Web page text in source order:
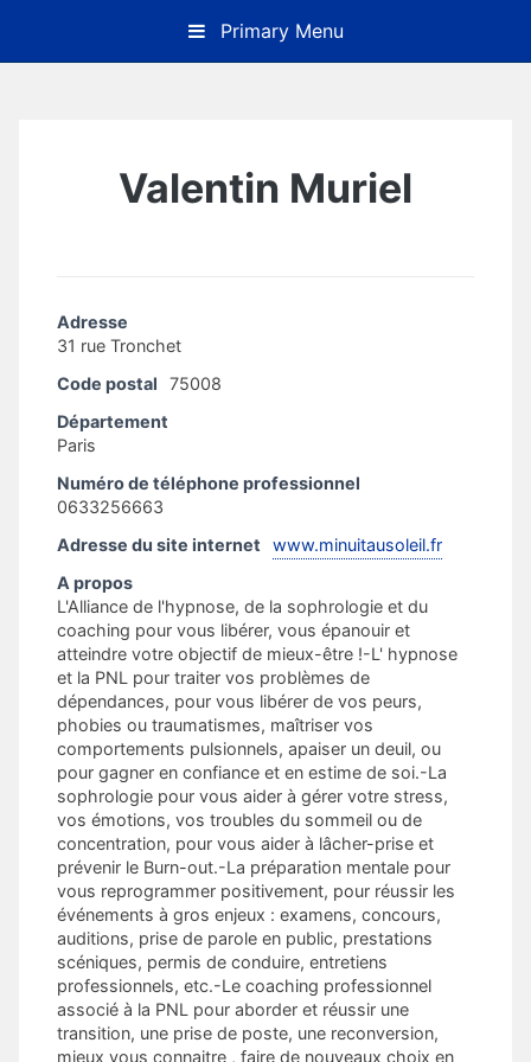
content
Primary Menu
Valentin Muriel
Adresse
31 rue Tronchet
Code postal
75008
Département
Paris
Numéro de téléphone professionnel
0633256663
Adresse du site internet
www.minuitausoleil.fr
A propos
L'Alliance de l'hypnose, de la sophrologie et du
coaching pour vous libérer, vous épanouir et
atteindre votre objectif de mieux-être !-L' hypnose
et la PNL pour traiter vos problèmes de
dépendances, pour vous libérer de vos peurs,
phobies ou traumatismes, maîtriser vos
comportements pulsionnels, apaiser un deuil, ou
pour gagner en confiance et en estime de soi.-La
sophrologie pour vous aider à gérer votre stress,
vos émotions, vos troubles du sommeil ou de
concentration, pour vous aider à lâcher-prise et
prévenir le Burn-out.-La préparation mentale pour
vous reprogrammer positivement, pour réussir les
événements à gros enjeux : examens, concours,
auditions, prise de parole en public, prestations
scéniques, permis de conduire, entretiens
professionnels, etc.-Le coaching professionnel
associé à la PNL pour aborder et réussir une
transition, une prise de poste, une reconversion,
mieux vous connaitre , faire de nouveaux choix en